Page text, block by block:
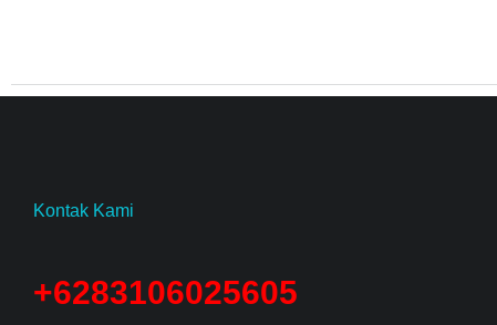
Kontak Kami
+6283106025605